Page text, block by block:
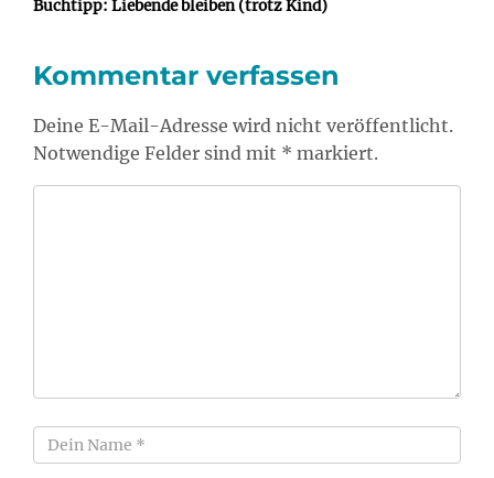
Buchtipp: Liebende bleiben (trotz Kind)
Kommentar verfassen
Deine E-Mail-Adresse wird nicht veröffentlicht.
Notwendige Felder sind mit * markiert.